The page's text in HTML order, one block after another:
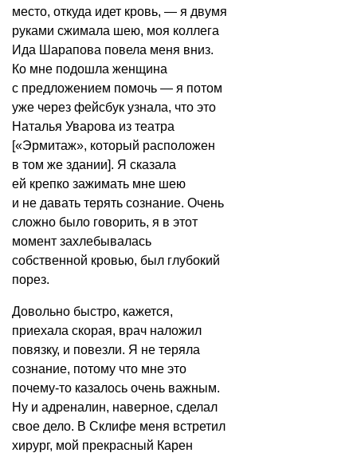
место, откуда идет кровь, — я двумя
руками сжимала шею, моя коллега
Ида Шарапова повела меня вниз.
Ко мне подошла женщина
с предложением помочь — я потом
уже через фейсбук узнала, что это
Наталья Уварова из театра
[«Эрмитаж», который расположен
в том же здании]. Я сказала
ей крепко зажимать мне шею
и не давать терять сознание. Очень
сложно было говорить, я в этот
момент захлебывалась
собственной кровью, был глубокий
порез.
Довольно быстро, кажется,
приехала скорая, врач наложил
повязку, и повезли. Я не теряла
сознание, потому что мне это
почему-то казалось очень важным.
Ну и адреналин, наверное, сделал
свое дело. В Склифе меня встретил
хирург, мой прекрасный Карен